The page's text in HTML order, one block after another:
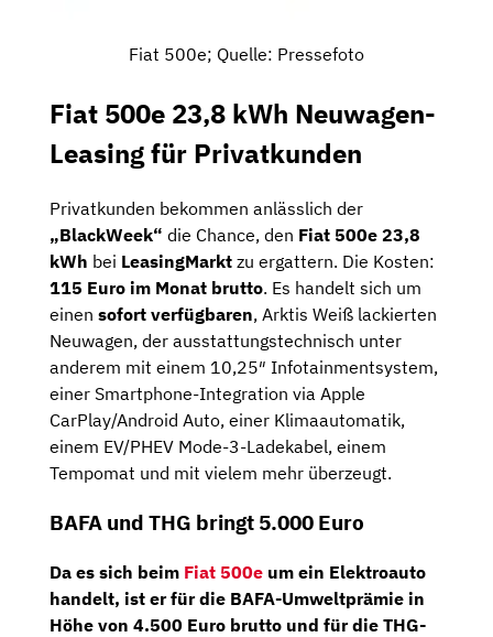
Fiat 500e; Quelle: Pressefoto
Fiat 500e 23,8 kWh Neuwagen-
Leasing für Privatkunden
Privatkunden bekommen anlässlich der
„BlackWeek“ die Chance, den Fiat 500e 23,8
kWh bei LeasingMarkt zu ergattern. Die Kosten:
115 Euro im Monat brutto. Es handelt sich um
einen sofort verfügbaren, Arktis Weiß lackierten
Neuwagen, der ausstattungstechnisch unter
anderem mit einem 10,25″ Infotainmentsystem,
einer Smartphone-Integration via Apple
CarPlay/Android Auto, einer Klimaautomatik,
einem EV/PHEV Mode-3-Ladekabel, einem
Tempomat und mit vielem mehr überzeugt.
BAFA und THG bringt 5.000 Euro
Da es sich beim Fiat 500e um ein Elektroauto
handelt, ist er für die BAFA-Umweltprämie in
Höhe von 4.500 Euro brutto und für die THG-